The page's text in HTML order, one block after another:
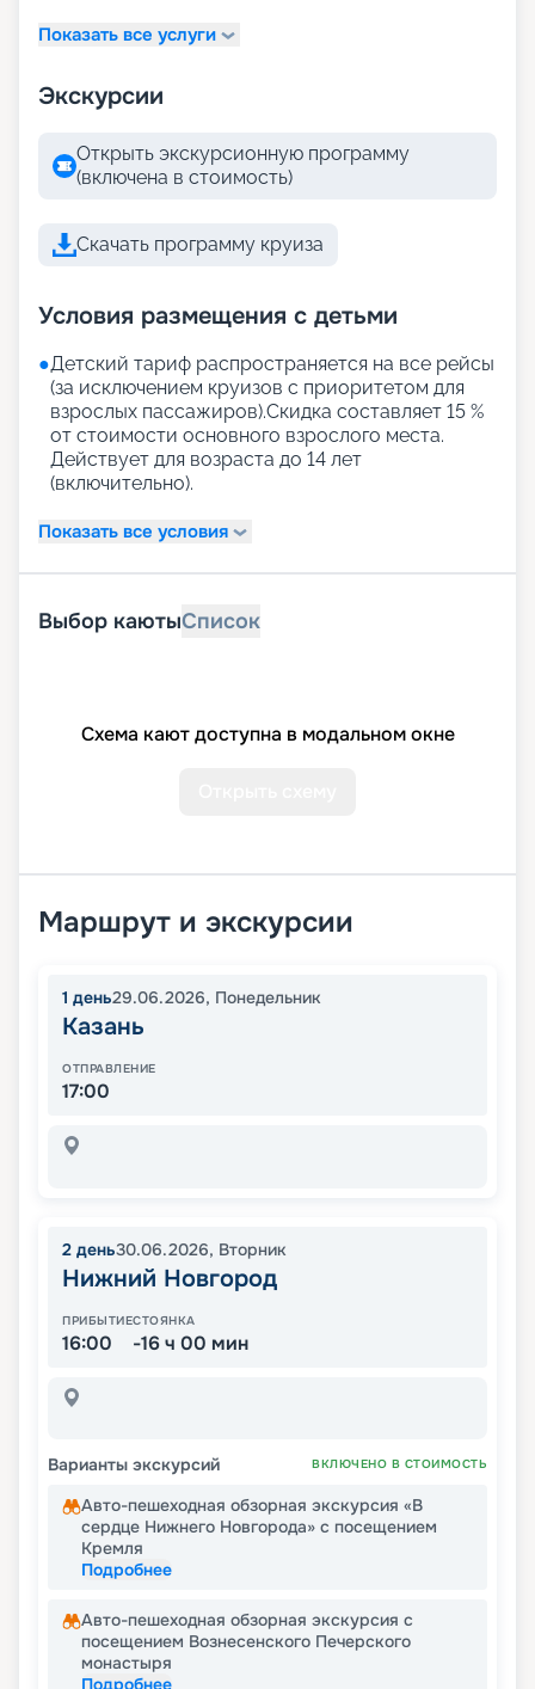
Показать все услуги
Экскурсии
Открыть экскурсионную программу
(включена в стоимость)
Скачать программу круиза
Условия размещения с детьми
●Детский тариф распространяется на все рейсы
(за исключением круизов с приоритетом для
взрослых пассажиров).Скидка составляет 15 %
от стоимости основного взрослого места.
Действует для возраста до 14 лет
(включительно).
Показать все условия
Выбор каютыСписок
Схема кают доступна в модальном окне
Маршрут и экскурсии
1 день29.06.2026, Понедельник
Казань
ОТПРАВЛЕНИЕ
17:00
2 день30.06.2026, Вторник
Нижний Новгород
ПРИБЫТИЕ
16:00
СТОЯНКА
-16 ч 00 мин
Варианты экскурсий ВКЛЮЧЕНО В СТОИМОСТЬ
Авто-пешеходная обзорная экскурсия «В
сердце Нижнего Новгорода» с посещением
Кремля
Подробнее
Авто-пешеходная обзорная экскурсия с
посещением Вознесенского Печерского
монастыря
Подробнее